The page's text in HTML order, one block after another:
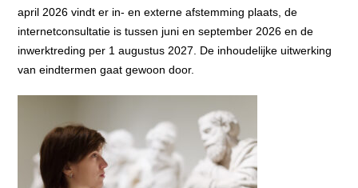
april 2026 vindt er in- en externe afstemming plaats, de
internetconsultatie is tussen juni en september 2026 en de
inwerktreding per 1 augustus 2027. De inhoudelijke uitwerking
van eindtermen gaat gewoon door.